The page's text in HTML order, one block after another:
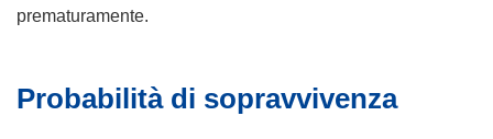
e
prematuramente.
Probabilità di sopravvivenza